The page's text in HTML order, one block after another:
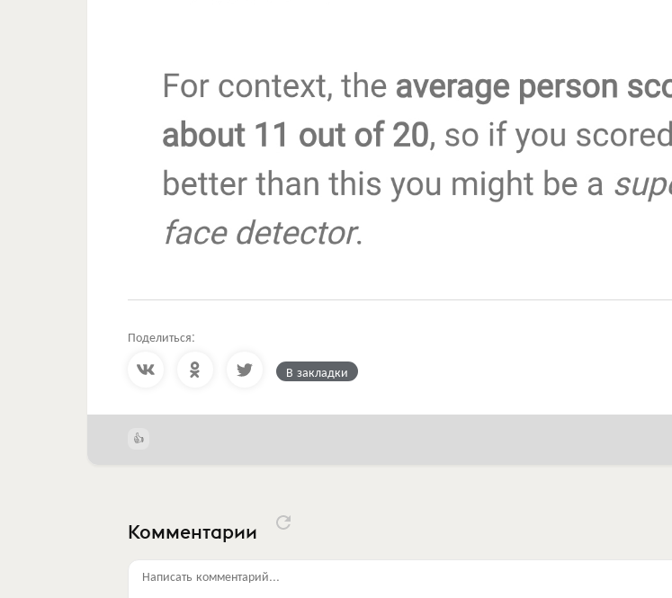
Поделиться:
В закладки
Комментарии
Написать комментарий...